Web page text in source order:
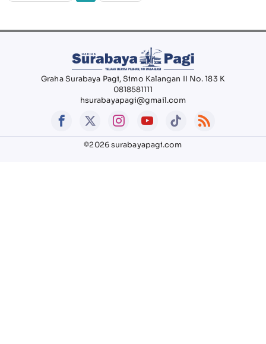
Graha Surabaya Pagi, Simo Kalangan II No. 183 K
0818581111
hsurabayapagi@gmail.com
©2026 surabayapagi.com